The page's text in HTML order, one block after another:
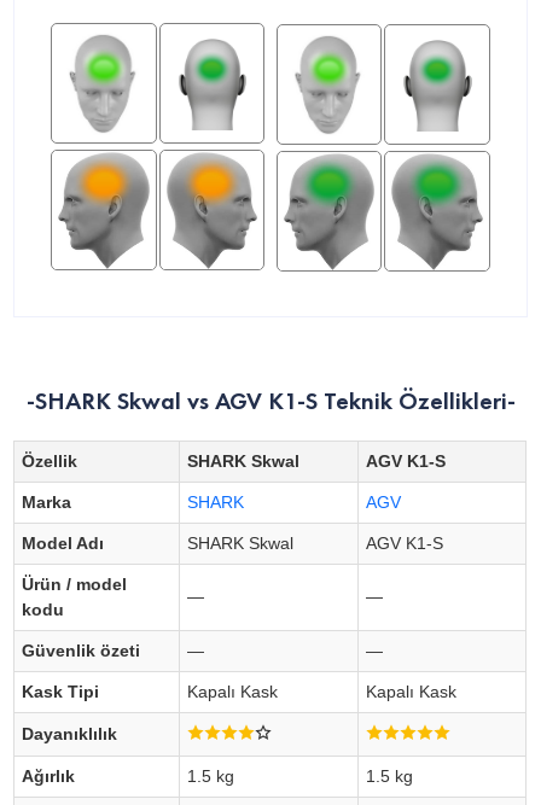
-SHARK Skwal vs AGV K1-S Teknik Özellikleri-
Özellik SHARK Skwal AGV K1-S
Marka SHARK AGV
Model Adı SHARK Skwal AGV K1-S
Ürün / model
kodu
— —
Güvenlik özeti — —
Kask Tipi Kapalı Kask Kapalı Kask
Dayanıklılık
Ağırlık 1.5 kg 1.5 kg